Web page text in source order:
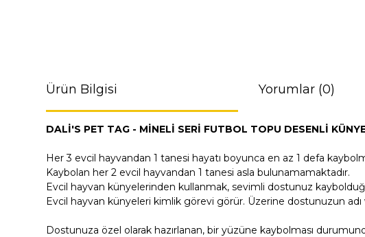
Ürün Bilgisi Yorumlar (0)
DALİ'S PET TAG - MİNELİ SERİ FUTBOL TOPU DESENLİ
Her 3 evcil hayvandan 1 tanesi hayatı boyunca en az 1 defa
Kaybolan her 2 evcil hayvandan 1 tanesi asla bulunamamaktadır.
Evcil hayvan künyelerinden kullanmak, sevimli dostunuz
Evcil hayvan künyeleri kimlik görevi görür. Üzerine dostunuzun adı
Dostunuza özel olarak hazırlanan, bir yüzüne kaybolması